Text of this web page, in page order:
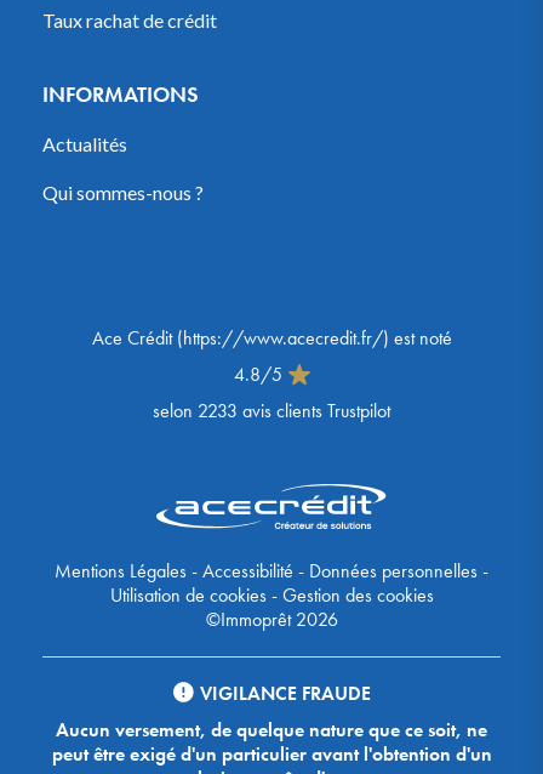
Taux rachat de crédit
INFORMATIONS
Actualités
Qui sommes-nous ?
Ace Crédit(https://www.acecredit.fr/) est noté
4.8/5
selon 2233 avis clients Trustpilot
Mentions Légales-Accessibilité - Données personnelles-
Utilisation de cookies-Gestion des cookies
©Immoprêt 2026
VIGILANCE FRAUDE
Aucun versement, de quelque nature que ce soit, ne
peut être exigé d'un particulier avant l'obtention d'un